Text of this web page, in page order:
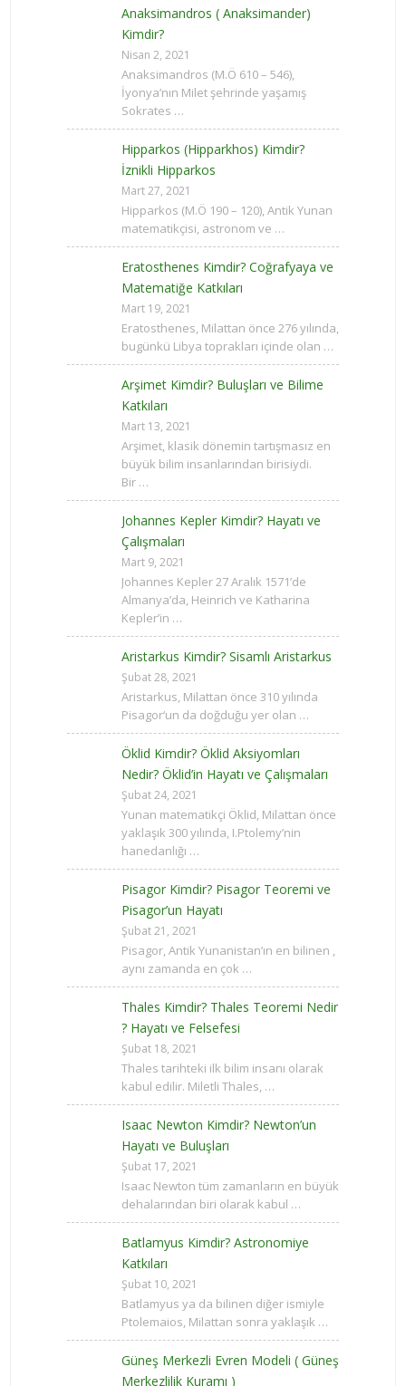
Anaksimandros ( Anaksimander)
Kimdir?
Nisan 2, 2021
Anaksimandros (M.Ö 610 – 546),
İyonya’nın Milet şehrinde yaşamış
Sokrates …
Hipparkos (Hipparkhos) Kimdir?
İznikli Hipparkos
Mart 27, 2021
Hipparkos (M.Ö 190 – 120), Antik Yunan
matematikçisi, astronom ve …
Eratosthenes Kimdir? Coğrafyaya ve
Matematiğe Katkıları
Mart 19, 2021
Eratosthenes, Milattan önce 276 yılında,
bugünkü Libya toprakları içinde olan …
Arşimet Kimdir? Buluşları ve Bilime
Katkıları
Mart 13, 2021
Arşimet, klasik dönemin tartışmasız en
büyük bilim insanlarından birisiydi.
Bir …
Johannes Kepler Kimdir? Hayatı ve
Çalışmaları
Mart 9, 2021
Johannes Kepler 27 Aralık 1571’de
Almanya’da, Heinrich ve Katharina
Kepler’in …
Aristarkus Kimdir? Sisamlı Aristarkus
Şubat 28, 2021
Aristarkus, Milattan önce 310 yılında
Pisagor‘un da doğduğu yer olan …
Öklid Kimdir? Öklid Aksiyomları
Nedir? Öklid’in Hayatı ve Çalışmaları
Şubat 24, 2021
Yunan matematikçi Öklid, Milattan önce
yaklaşık 300 yılında, I.Ptolemy’nin
hanedanlığı …
Pisagor Kimdir? Pisagor Teoremi ve
Pisagor’un Hayatı
Şubat 21, 2021
Pisagor, Antik Yunanistan’ın en bilinen ,
aynı zamanda en çok …
Thales Kimdir? Thales Teoremi Nedir
? Hayatı ve Felsefesi
Şubat 18, 2021
Thales tarihteki ilk bilim insanı olarak
kabul edilir. Miletli Thales, …
Isaac Newton Kimdir? Newton’un
Hayatı ve Buluşları
Şubat 17, 2021
Isaac Newton tüm zamanların en büyük
dehalarından biri olarak kabul …
Batlamyus Kimdir? Astronomiye
Katkıları
Şubat 10, 2021
Batlamyus ya da bilinen diğer ismiyle
Ptolemaios, Milattan sonra yaklaşık …
Güneş Merkezli Evren Modeli ( Güneş
Merkezlilik Kuramı )